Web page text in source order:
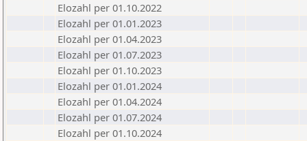
Elozahl per 01.10.2022
Elozahl per 01.01.2023
Elozahl per 01.04.2023
Elozahl per 01.07.2023
Elozahl per 01.10.2023
Elozahl per 01.01.2024
Elozahl per 01.04.2024
Elozahl per 01.07.2024
Elozahl per 01.10.2024